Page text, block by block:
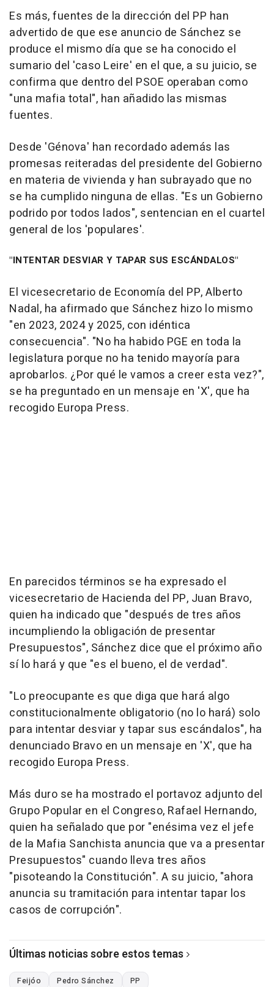
Es más, fuentes de la dirección del PP han
advertido de que ese anuncio de Sánchez se
produce el mismo día que se ha conocido el
sumario del 'caso Leire' en el que, a su juicio, se
confirma que dentro del PSOE operaban como
"una mafia total", han añadido las mismas
fuentes.
Desde 'Génova' han recordado además las
promesas reiteradas del presidente del Gobierno
en materia de vivienda y han subrayado que no
se ha cumplido ninguna de ellas. "Es un Gobierno
podrido por todos lados", sentencian en el cuartel
general de los 'populares'.
"INTENTAR DESVIAR Y TAPAR SUS ESCÁNDALOS"
El vicesecretario de Economía del PP, Alberto
Nadal, ha afirmado que Sánchez hizo lo mismo
"en 2023, 2024 y 2025, con idéntica
consecuencia". "No ha habido PGE en toda la
legislatura porque no ha tenido mayoría para
aprobarlos. ¿Por qué le vamos a creer esta vez?",
se ha preguntado en un mensaje en 'X', que ha
recogido Europa Press.
En parecidos términos se ha expresado el
vicesecretario de Hacienda del PP, Juan Bravo,
quien ha indicado que "después de tres años
incumpliendo la obligación de presentar
Presupuestos", Sánchez dice que el próximo año
sí lo hará y que "es el bueno, el de verdad".
"Lo preocupante es que diga que hará algo
constitucionalmente obligatorio (no lo hará) solo
para intentar desviar y tapar sus escándalos", ha
denunciado Bravo en un mensaje en 'X', que ha
recogido Europa Press.
Más duro se ha mostrado el portavoz adjunto del
Grupo Popular en el Congreso, Rafael Hernando,
quien ha señalado que por "enésima vez el jefe
de la Mafia Sanchista anuncia que va a presentar
Presupuestos" cuando lleva tres años
"pisoteando la Constitución". A su juicio, "ahora
anuncia su tramitación para intentar tapar los
casos de corrupción".
Últimas noticias sobre estos temas
Feijóo Pedro Sánchez PP